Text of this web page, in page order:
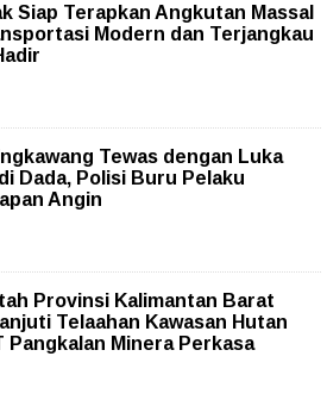
Siap Terapkan Angkutan Massal
Modern dan Terjangkau
Tewas dengan Luka
Dada, Polisi Buru Pelaku
Angin
Provinsi Kalimantan Barat
Telaahan Kawasan Hutan
Pangkalan Minera Perkasa